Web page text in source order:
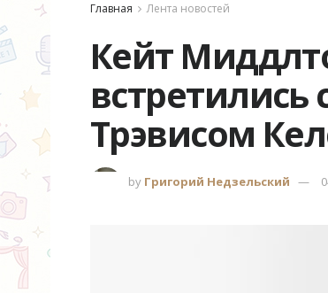
Главная Лента новостей
Кейт
встретились
Трэвисом
by Григорий Недзельский